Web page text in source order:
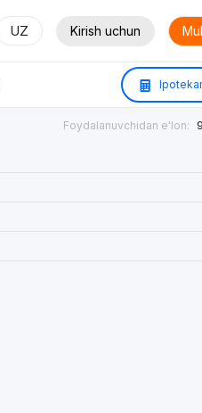
UZ Kirish uchun
Foydalanuvchidan e'lon: